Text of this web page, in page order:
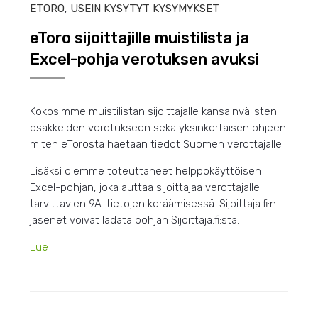
ETORO, USEIN KYSYTYT KYSYMYKSET
eToro sijoittajille muistilista ja
Excel-pohja verotuksen avuksi
Kokosimme muistilistan sijoittajalle kansainvälisten
osakkeiden verotukseen sekä yksinkertaisen ohjeen
miten eTorosta haetaan tiedot Suomen verottajalle.
Lisäksi olemme toteuttaneet helppokäyttöisen
Excel-pohjan, joka auttaa sijoittajaa verottajalle
tarvittavien 9A-tietojen keräämisessä. Sijoittaja.fi:n
jäsenet voivat ladata pohjan Sijoittaja.fi:stä.
Lue